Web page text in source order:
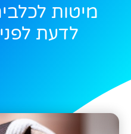
מיטות
לדעת